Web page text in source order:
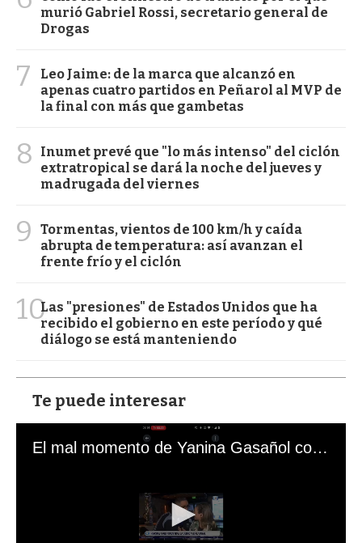
murió Gabriel Rossi, secretario general de
Drogas
7
Leo Jaime: de la marca que alcanzó en
apenas cuatro partidos en Peñarol al MVP de
la final con más que gambetas
8
Inumet prevé que "lo más intenso" del ciclón
extratropical se dará la noche del jueves y
madrugada del viernes
9
Tormentas, vientos de 100 km/h y caída
abrupta de temperatura: así avanzan el
frente frío y el ciclón
10Las "presiones" de Estados Unidos que ha
recibido el gobierno en este período y qué
diálogo se está manteniendo
Te puede interesar
El mal momento de Yanina Gasañol con un hincha argentino en "Subrayado"